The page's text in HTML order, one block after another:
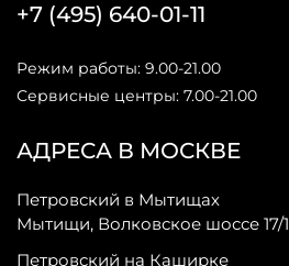
АДРЕСА В МОСКВЕ
Петровский в Мытищах
Мытищи, Волковское шоссе 17/1
Петровский на Каширке
+7 (495) 640-01-11
Режим работы: 9.00-21.00
Сервисные центры: 7.00-21.00